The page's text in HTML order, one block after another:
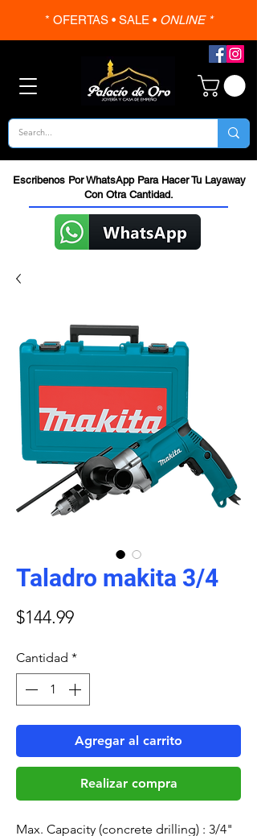
* OFERTAS • SALE •ONLINE *
Escribenos Por WhatsApp Para Hacer Tu Layaway
Con Otra Cantidad.
Taladro makita 3/4
$144.99Precio
Cantidad *
Agregar al carrito
Realizar compra
Max. Capacity (concrete drilling) : 3/4"